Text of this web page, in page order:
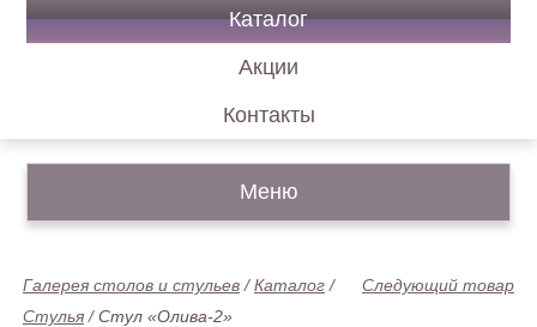
Каталог
Акции
Контакты
Меню
Следующий товар
Галерея столов и стульев /Каталог /
Стулья /Стул «Олива-2»